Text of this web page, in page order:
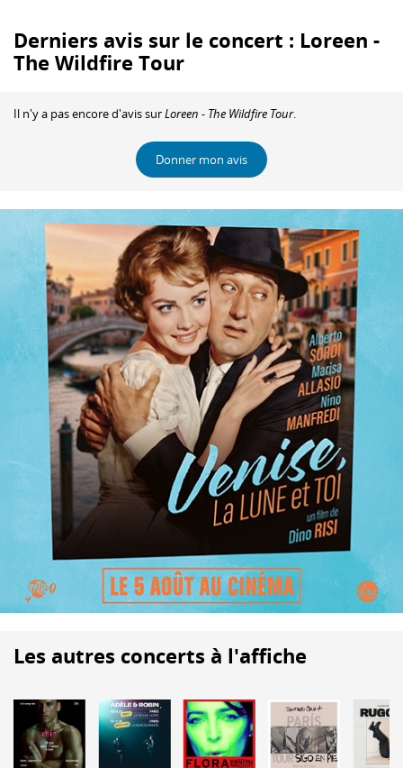
Derniers avis sur le concert : Loreen -
The Wildfire Tour
Il n'y a pas encore d'avis surLoreen - The Wildfire Tour.
Donner mon avis
Les autres concerts à l'affiche